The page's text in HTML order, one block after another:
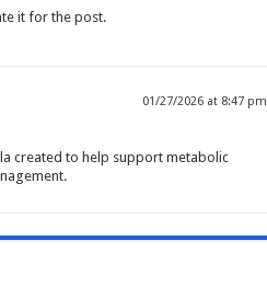
it for the post.
01/27/2026 at 8:47 pm
created to help support metabolic